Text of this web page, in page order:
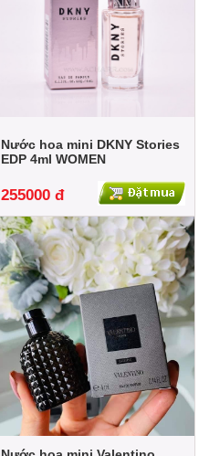
Nước hoa mini DKNY Stories
EDP 4ml WOMEN
255000 đ